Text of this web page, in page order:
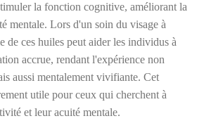
la fonction cognitive, améliorant la
mentale. Lors d'un soin du visage à
de ces huiles peut aider les individus à
accrue, rendant l'expérience non
aussi mentalement vivifiante. Cet
utile pour ceux qui cherchent à
et leur acuité mentale.